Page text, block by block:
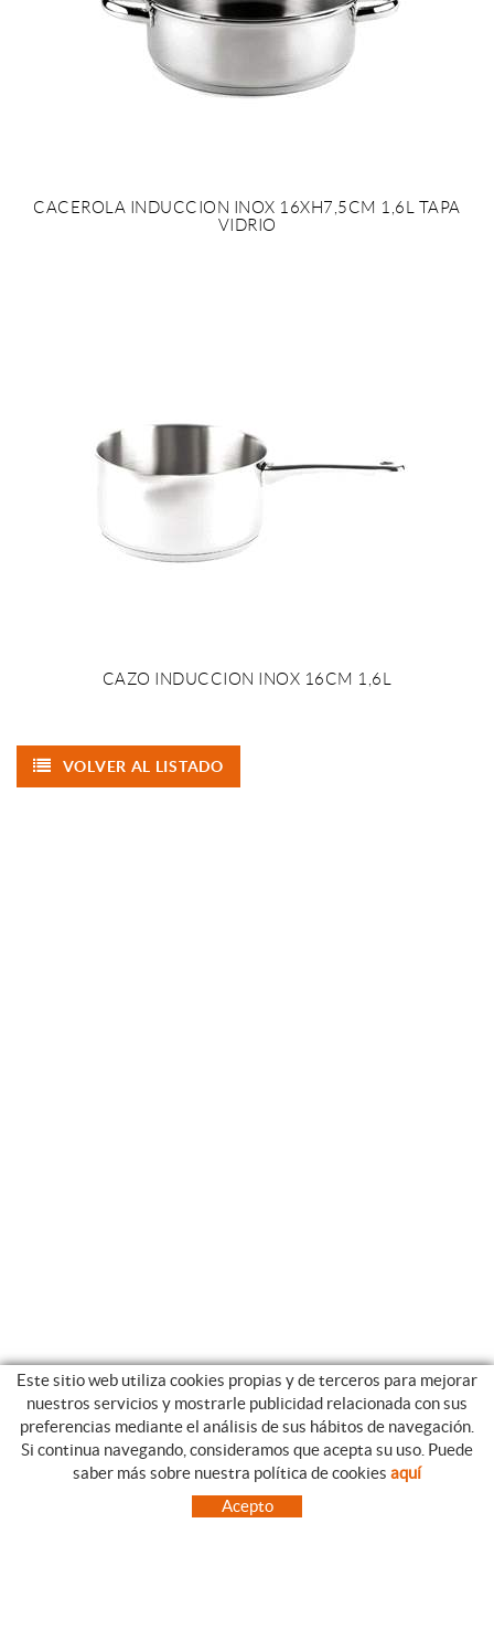
CACEROLA INDUCCION INOX 16XH7,5CM 1,6L TAPA
VIDRIO
CAZO INDUCCION INOX 16CM 1,6L
VOLVER AL LISTADO
CATEGORIAS GUIA DE COMPRA
CONDICIONES DE COMPRA
PAGO
Este sitio web utiliza cookies propias y de terceros para mejorar
nuestros servicios y mostrarle publicidad relacionada con sus
preferencias mediante el análisis de sus hábitos de navegación.
Si continua navegando, consideramos que acepta su uso. Puede
saber más sobre nuestra política de cookies aquí
Acepto